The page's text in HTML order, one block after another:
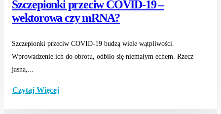
Szczepionki przeciw COVID-19 –
wektorowa czy mRNA?
Szczepionki przeciw COVID-19 budzą wiele wątpliwości.
Wprowadzenie ich do obrotu, odbiło się niemałym echem. Rzecz
jasna,...
Czytaj Więcej